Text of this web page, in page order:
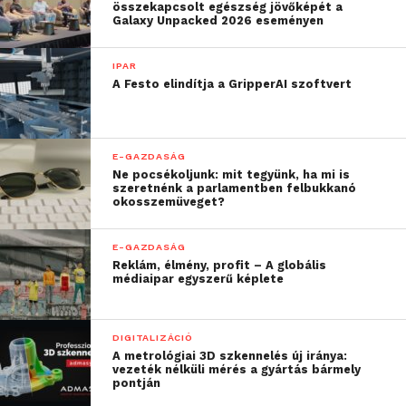
használatiminta és
védjegy, amelyet a
cégünk regisztráltat, egy
újabb lépés afelé, hogy
vízgazdálkodási
innovációink hosszú
távon is fenntarthatóak
és fejleszthetőek
legyenek. Ez nem csupán
üzleti stratégia, hanem
elkötelezettség
ügyfeleink és a környezet
védelme fel.
összekapcsolt egészség jövőképét a
Galaxy Unpacked 2026 eseményen
IPAR
A Festo elindítja a GripperAI szoftvert
E-GAZDASÁG
Ne pocsékoljunk: mit tegyünk, ha mi is
szeretnénk a parlamentben felbukkanó
okosszemüveget?
E-GAZDASÁG
Reklám, élmény, profit – A globális
médiaipar egyszerű képlete
DIGITALIZÁCIÓ
A metrológiai 3D szkennelés új iránya:
vezeték nélküli mérés a gyártás bármely
pontján